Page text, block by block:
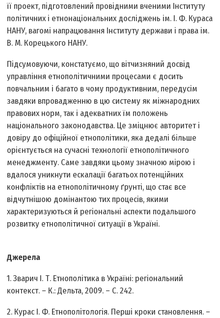
її проект, підготовлений провідними вченими Інституту
політичних і етнонаціональних досліджень ім. І. Ф. Кураса
НАНУ, вагомі напрацювання Інституту держави і права ім.
В. М. Корецького НАНУ.
Підсумовуючи, констатуємо, що вітчизняний досвід
управління етнополітичними процесами є досить
повчальним і багато в чому продуктивним, передусім
завдяки впровадженню в цю систему як міжнародних
правових норм, так і адекватних їм положень
національного законодавства. Це зміцнює авторитет і
довіру до офіційної етнополітики, яка дедалі більше
орієнтується на сучасні технології етнополітичного
менеджменту. Саме завдяки цьому значною мірою і
вдалося уникнути ескалації багатьох потенційних
конфліктів на етнополітичному ґрунті, що стає все
відчутнішою домінантою тих процесів, якими
характеризуються й регіональні аспекти подальшого
розвитку етнополітичної ситуації в Україні.
Джерела
1. Зварич І. Т. Етнополітика в Україні: регіональний
контекст. – К.: Дельта, 2009. – С. 242.
2. Курас І. Ф. Етнополітологія. Перші кроки становлення. –